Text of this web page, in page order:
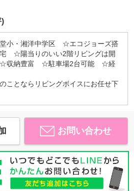
)
堂小・湘洋中学区 ☆エコジョーズ搭
☆陽当りのいい2階リビングは開
☆収納豊富 ☆駐車場2台可能 ☆経
ことならリビングボイスにお任せ下
お問い合わせ